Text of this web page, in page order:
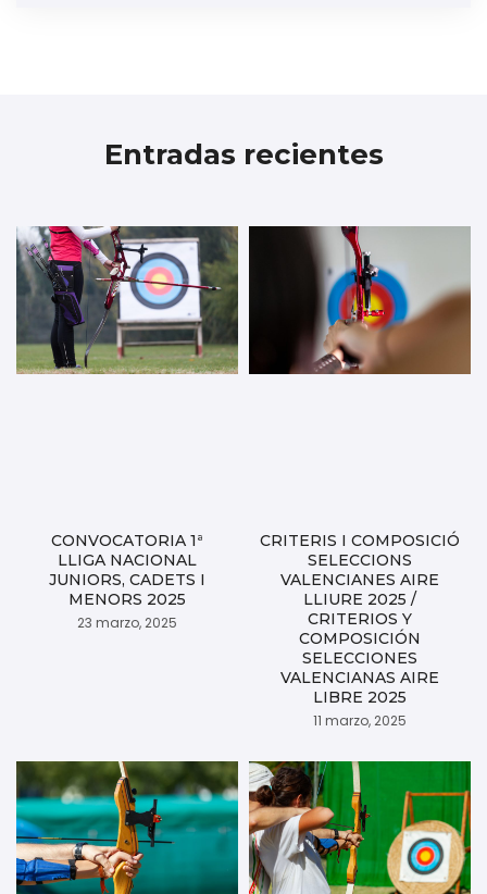
Entradas recientes
CONVOCATORIA 1ª
LLIGA NACIONAL
JUNIORS, CADETS I
MENORS 2025
23 marzo, 2025
CRITERIS I COMPOSICIÓ
SELECCIONS
VALENCIANES AIRE
LLIURE 2025 /
CRITERIOS Y
COMPOSICIÓN
SELECCIONES
VALENCIANAS AIRE
LIBRE 2025
11 marzo, 2025